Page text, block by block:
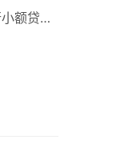
额贷款
？